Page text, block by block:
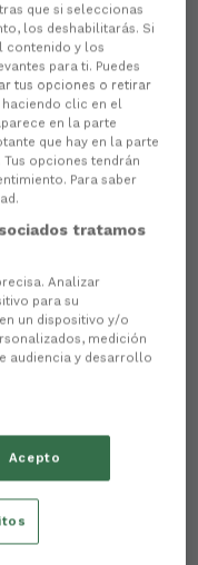
como
fortalezas
por su
en Ferrolterra
, será protagonista
(17.00
jornada, ante el
compromiso de la
, destacando el
formar parte
cercanía y
que si seleccionas
los deshabilitarás. Si
contenido y los
para ti. Puedes
tus opciones o retirar
clic en el
en la parte
que hay en la parte
opciones tendrán
Para saber
tratamos
Analizar
para su
un dispositivo y/o
medición
audiencia y desarrollo
Acepto